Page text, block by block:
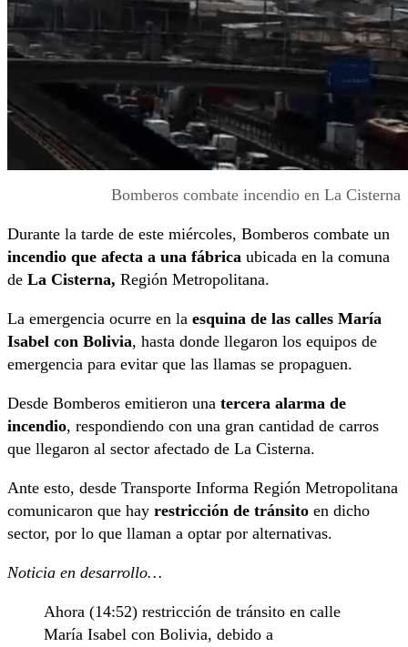
Bomberos combate incendio en La Cisterna
Durante la tarde de este miércoles, Bomberos combate un
incendio que afecta a una fábrica ubicada en la comuna
de La Cisterna, Región Metropolitana.
La emergencia ocurre en la esquina de las calles María
Isabel con Bolivia, hasta donde llegaron los equipos de
emergencia para evitar que las llamas se propaguen.
Desde Bomberos emitieron una tercera alarma de
incendio, respondiendo con una gran cantidad de carros
que llegaron al sector afectado de La Cisterna.
Ante esto, desde Transporte Informa Región Metropolitana
comunicaron que hay restricción de tránsito en dicho
sector, por lo que llaman a optar por alternativas.
Noticia en desarrollo…
Ahora (14:52) restricción de tránsito en calle
María Isabel con Bolivia, debido a